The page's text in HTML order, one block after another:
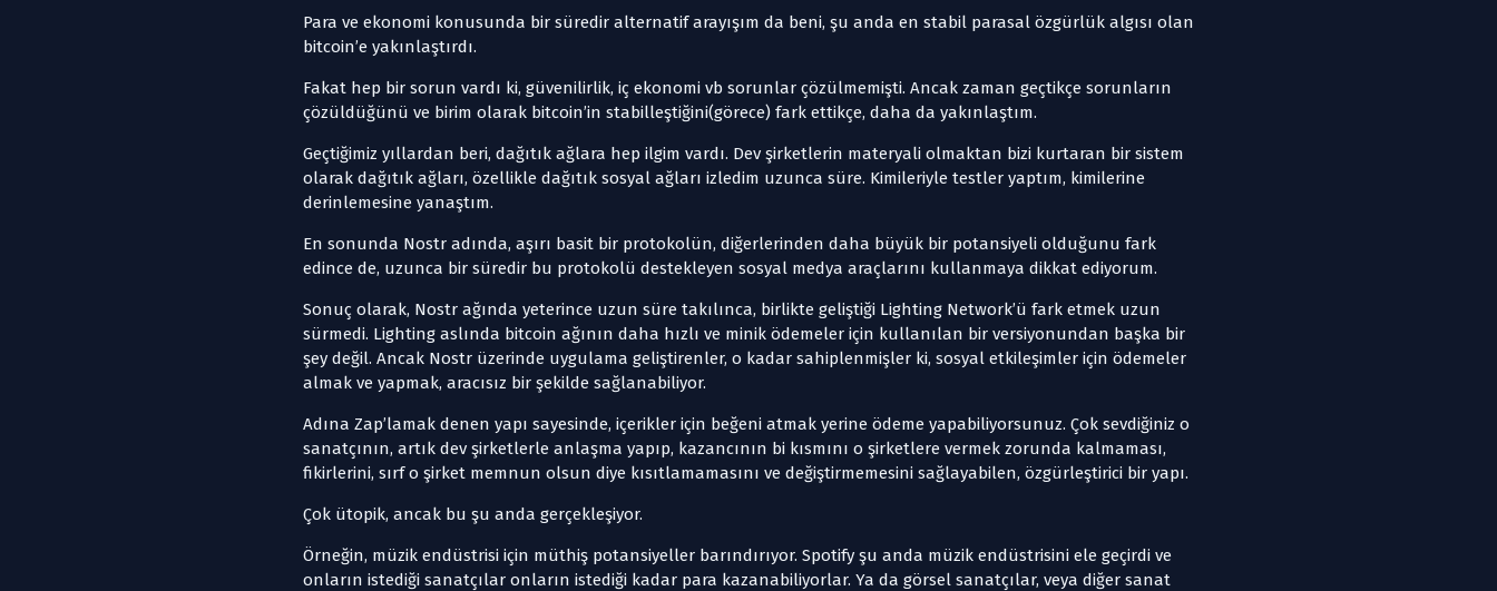
Para ve ekonomi konusunda bir süredir alternatif arayışım da beni, şu anda en stabil parasal özgürlük algısı olan
bitcoin’e yakınlaştırdı.
Fakat hep bir sorun vardı ki, güvenilirlik, iç ekonomi vb sorunlar çözülmemişti. Ancak zaman geçtikçe sorunların
çözüldüğünü ve birim olarak bitcoin’in stabilleştiğini(görece) fark ettikçe, daha da yakınlaştım.
Geçtiğimiz yıllardan beri, dağıtık ağlara hep ilgim vardı. Dev şirketlerin materyali olmaktan bizi kurtaran bir sistem
olarak dağıtık ağları, özellikle dağıtık sosyal ağları izledim uzunca süre. Kimileriyle testler yaptım, kimilerine
derinlemesine yanaştım.
En sonunda Nostr adında, aşırı basit bir protokolün, diğerlerinden daha büyük bir potansiyeli olduğunu fark
edince de, uzunca bir süredir bu protokolü destekleyen sosyal medya araçlarını kullanmaya dikkat ediyorum.
Sonuç olarak, Nostr ağında yeterince uzun süre takılınca, birlikte geliştiği Lighting Network’ü fark etmek uzun
sürmedi. Lighting aslında bitcoin ağının daha hızlı ve minik ödemeler için kullanılan bir versiyonundan başka bir
şey değil. Ancak Nostr üzerinde uygulama geliştirenler, o kadar sahiplenmişler ki, sosyal etkileşimler için ödemeler
almak ve yapmak, aracısız bir şekilde sağlanabiliyor.
Adına Zap’lamak denen yapı sayesinde, içerikler için beğeni atmak yerine ödeme yapabiliyorsunuz. Çok sevdiğiniz o
sanatçının, artık dev şirketlerle anlaşma yapıp, kazancının bi kısmını o şirketlere vermek zorunda kalmaması,
fikirlerini, sırf o şirket memnun olsun diye kısıtlamamasını ve değiştirmemesini sağlayabilen, özgürleştirici bir yapı.
Çok ütopik, ancak bu şu anda gerçekleşiyor.
Örneğin, müzik endüstrisi için müthiş potansiyeller barındırıyor. Spotify şu anda müzik endüstrisini ele geçirdi ve
onların istediği sanatçılar onların istediği kadar para kazanabiliyorlar. Ya da görsel sanatçılar, veya diğer sanat